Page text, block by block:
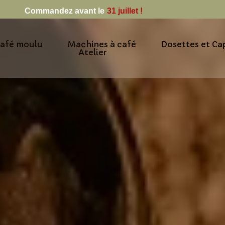
Commandez avant le 31 juillet !
moulu Machines à café
Dosettes et
Atelier